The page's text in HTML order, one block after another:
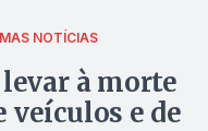
NOTÍCIAS
à morte
e de